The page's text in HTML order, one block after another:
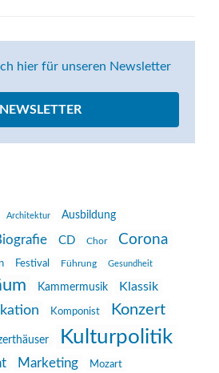
hier für unseren Newsletter
NEWSLETTER
Architektur Ausbildung
CD Chor Corona
Festival Führung Gesundheit
Kammermusik
Klassik
Komponist Konzert
Kulturpolitik
Marketing Mozart